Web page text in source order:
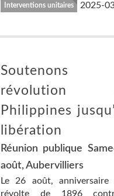
Interventions unitaires 2025-
révolution
Philippines
libération
Réunion publique
août, Aubervilliers
Le 26 août,
révolte de 1896